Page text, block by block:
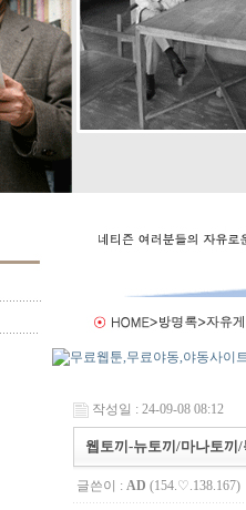
작성일 : 24-09-08 08:12
웹토끼-뉴토끼/마나토끼
글쓴이 : AD (154.♡.138.167)